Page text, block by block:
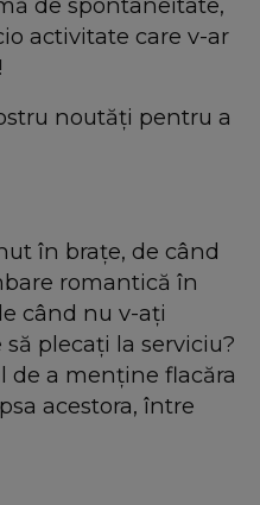
de spontaneitate,
activitate care v-ar
noutăți pentru a
în brațe, de când
romantică în
când nu v-ați
plecați la serviciu?
de a menține flacăra
acestora, între